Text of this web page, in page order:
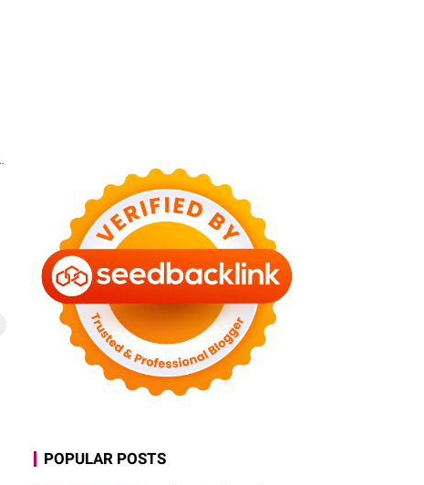
POPULAR POSTS